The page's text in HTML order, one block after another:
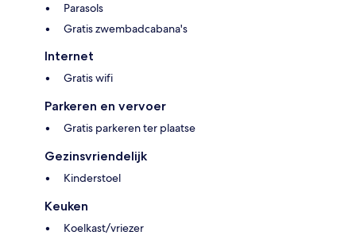
Parasols
Gratis zwembadcabana's
Internet
Gratis wifi
Parkeren en vervoer
Gratis parkeren ter plaatse
Gezinsvriendelijk
Kinderstoel
Keuken
Koelkast/vriezer